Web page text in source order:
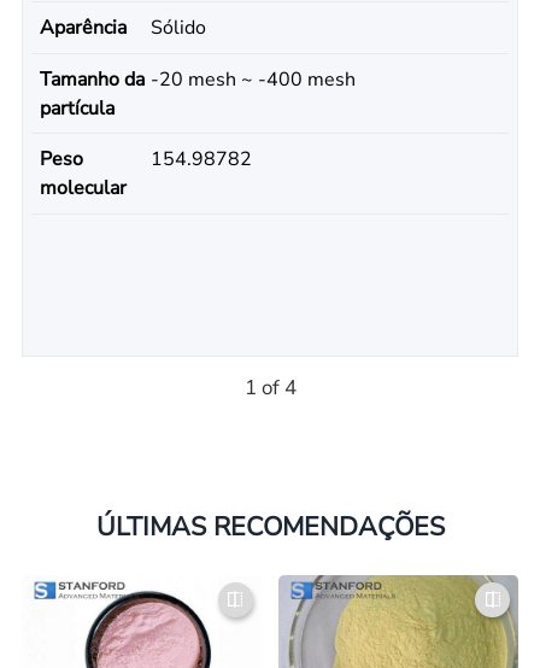
Aparência
Sólido
Tamanho da
partícula
-20 mesh ~ -400 mesh
Peso
molecular
154.98782
1 of 4
ÚLTIMAS RECOMENDAÇÕES